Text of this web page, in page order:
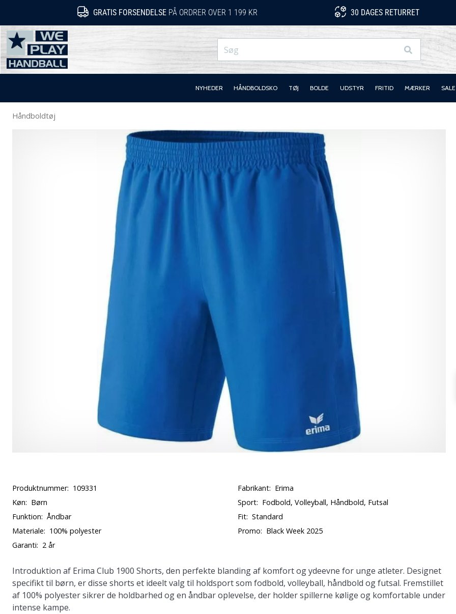
GRATIS FORSENDELSE PÅ ORDRER OVER 1 199 KR 30 DAGES RETURRET
WePlayHandball.dk
NYHEDER HÅNDBOLDSKO TØJ BOLDE UDSTYR FRITID MÆRKER SALE
Håndboldtøj
Produktnummer: 109331 Fabrikant: Erima
Køn: Børn Sport: Fodbold, Volleyball, Håndbold, Futsal
Funktion: Åndbar Fit: Standard
Materiale: 100% polyester Promo: Black Week 2025
Garanti: 2 år
Introduktion af Erima Club 1900 Shorts, den perfekte blanding af komfort og ydeevne for unge atleter. Designet
specifikt til børn, er disse shorts et ideelt valg til holdsport som fodbold, volleyball, håndbold og futsal. Fremstillet
af 100% polyester sikrer de holdbarhed og en åndbar oplevelse, der holder spillerne kølige og komfortable under
intense kampe.